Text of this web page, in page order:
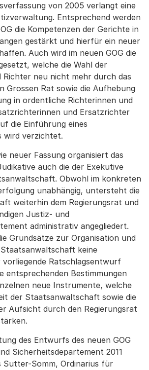
von 2005 verlangt eine
Entsprechend werden
die Kompetenzen der Gerichte in
gestärkt und hierfür ein neuer
Auch wird im neuen GOG die
welche die Wahl der
Richter neu nicht mehr durch das
Grossen Rat sowie die Aufhebung
in ordentliche Richterinnen und
und Ersatzrichter
die Einführung eines
wird verzichtet.
neuer Fassung organisiert das
auch die der Exekutive
Obwohl im konkreten
unabhängig, untersteht die
weiterhin dem Regierungsrat und
Justiz- und
administrativ angegliedert.
Grundsätze zur Organisation und
keine
vorliegende Ratschlagsentwurf
entsprechenden Bestimmungen
neue Instrumente, welche
der Staatsanwaltschaft sowie die
Aufsicht durch den Regierungsrat
des Entwurfs des neuen GOG
Sicherheitsdepartement 2011
Sutter-Somm, Ordinarius für